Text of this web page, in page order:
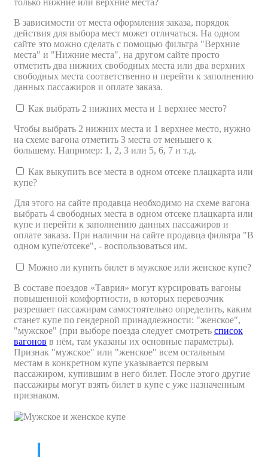
В зависимости от места оформления заказа, порядок
действия для выбора мест может отличаться. На одном
сайте это можно сделать с помощью фильтра "Верхние
места" и "Нижние места", на другом сайте просто
отметить два нижних свободных места или два верхних
свободных места соответственно и перейти к заполнению
данных пассажиров и оплате заказа.
Как выбрать 2 нижних места и 1 верхнее место?
Чтобы выбрать 2 нижних места и 1 верхнее место, нужно
на схеме вагона отметить 3 места от меньшего к
большему. Например: 1, 2, 3 или 5, 6, 7 и т.д.
Как выкупить все места в одном отсеке плацкарта или
купе?
Для этого на сайте продавца необходимо на схеме вагона
выбрать 4 свободных места в одном отсеке плацкарта или
купе и перейти к заполнению данных пассажиров и
оплате заказа. При наличии на сайте продавца фильтра "В
одном купе/отсеке", - воспользоваться им.
Можно ли купить билет в мужское или женское купе?
В составе поездов «Таврия» могут курсировать вагоны
повышенной комфортности, в которых перевозчик
разрешает пассажирам самостоятельно определить, каким
станет купе по гендерной принадлежности: "женское",
"мужское" (при выборе поезда следует смотреть список
вагонов в нём, там указаны их основные параметры).
Признак "мужское" или "женское" всем остальным
местам в конкретном купе указывается первым
пассажиром, купившим в него билет. После этого другие
пассажиры могут взять билет в купе с уже назначенным
признаком.